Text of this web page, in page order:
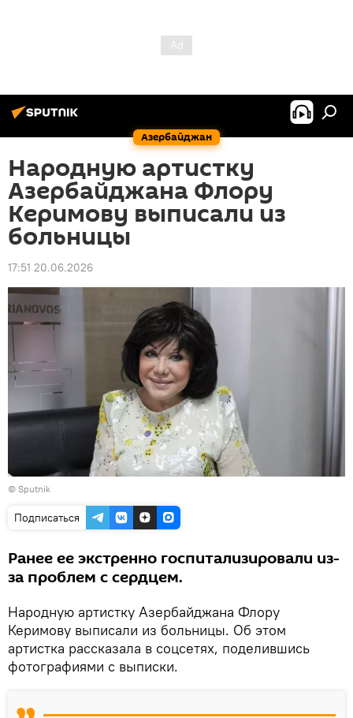
Азербайджан
Народную артистку
Азербайджана Флору
Керимову выписали из
больницы
17:51 20.06.2026
© Sputnik
Подписаться
Ранее ее экстренно госпитализировали из-
за проблем с сердцем.
Народную артистку Азербайджана Флору
Керимову выписали из больницы. Об этом
артистка рассказала в соцсетях, поделившись
фотографиями с выписки.